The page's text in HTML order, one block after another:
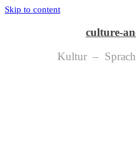
Skip to content
culture-
Kultur –